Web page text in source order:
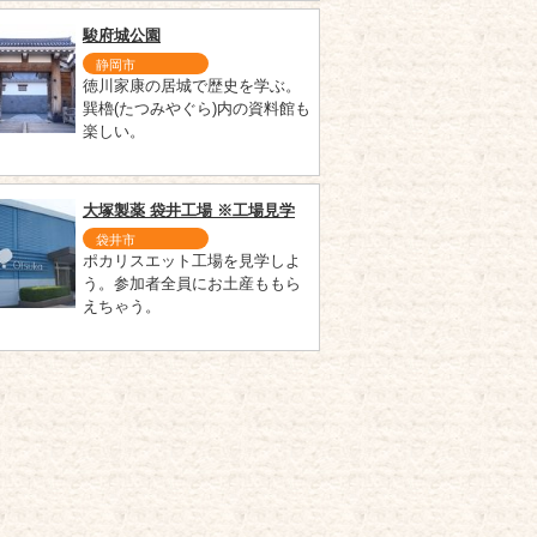
駿府城公園
静岡市
徳川家康の居城で歴史を学ぶ。
巽櫓(たつみやぐら)内の資料館も
楽しい。
大塚製薬 袋井工場 ※工場見学
袋井市
ポカリスエット工場を見学しよ
う。参加者全員にお土産ももら
えちゃう。